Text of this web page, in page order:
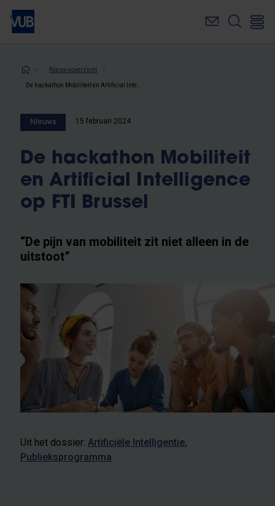
Overslaan
naar
inhoudKruimelpad
Nieuwsoverzicht
Nieuws 15 februari 2024
De hackathon Mobiliteit
en Artificial Intelligence
op FTI Brussel
“De pijn van mobiliteit zit niet alleen in de
uitstoot”
Uit het dossier: Artificiële Intelligentie
Publieksprogramma